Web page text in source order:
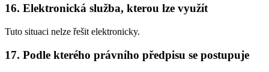
16. Elektronická služba, kterou lze využít
Tuto situaci nelze řešit elektronicky.
17. Podle kterého právního předpisu se postupuje